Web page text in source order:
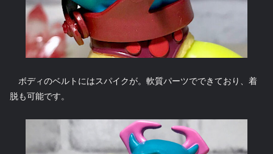
ボディのベルトにはスパイクが。軟質パーツでできており、着
脱も可能です。